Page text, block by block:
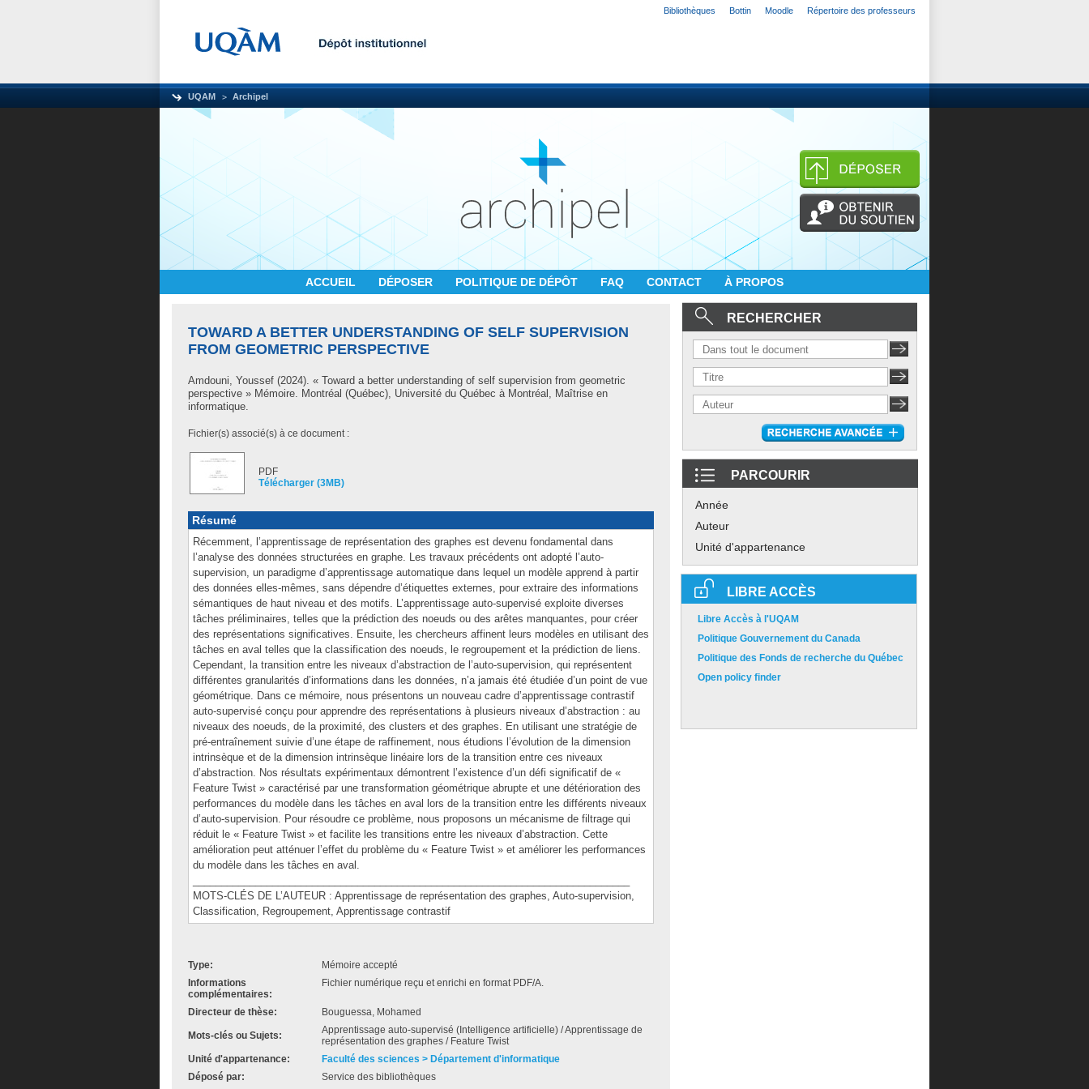
Bibliothèques Bottin Moodle Répertoire des professeurs
UQAM Archipel
ACCUEIL DÉPOSER POLITIQUE DE DÉPÔT FAQ CONTACT À PROPOS
TOWARD A BETTER UNDERSTANDING OF SELF SUPERVISION
FROM GEOMETRIC PERSPECTIVE
Amdouni, Youssef (2024). « Toward a better understanding of self supervision from geometric
perspective » Mémoire. Montréal (Québec), Université du Québec à Montréal, Maîtrise en
informatique.
Fichier(s) associé(s) à ce document :
PDF
Télécharger (3MB)
Résumé
Récemment, l’apprentissage de représentation des graphes est devenu fondamental dans
l’analyse des données structurées en graphe. Les travaux précédents ont adopté l’auto-
supervision, un paradigme d’apprentissage automatique dans lequel un modèle apprend à partir
des données elles-mêmes, sans dépendre d’étiquettes externes, pour extraire des informations
sémantiques de haut niveau et des motifs. L’apprentissage auto-supervisé exploite diverses
tâches préliminaires, telles que la prédiction des noeuds ou des arêtes manquantes, pour créer
des représentations significatives. Ensuite, les chercheurs affinent leurs modèles en utilisant des
tâches en aval telles que la classification des noeuds, le regroupement et la prédiction de liens.
Cependant, la transition entre les niveaux d’abstraction de l’auto-supervision, qui représentent
différentes granularités d’informations dans les données, n’a jamais été étudiée d’un point de vue
géométrique. Dans ce mémoire, nous présentons un nouveau cadre d’apprentissage contrastif
auto-supervisé conçu pour apprendre des représentations à plusieurs niveaux d’abstraction : au
niveaux des noeuds, de la proximité, des clusters et des graphes. En utilisant une stratégie de
pré-entraînement suivie d’une étape de raffinement, nous étudions l’évolution de la dimension
intrinsèque et de la dimension intrinsèque linéaire lors de la transition entre ces niveaux
d’abstraction. Nos résultats expérimentaux démontrent l’existence d’un défi significatif de «
Feature Twist » caractérisé par une transformation géométrique abrupte et une détérioration des
performances du modèle dans les tâches en aval lors de la transition entre les différents niveaux
d’auto-supervision. Pour résoudre ce problème, nous proposons un mécanisme de filtrage qui
réduit le « Feature Twist » et facilite les transitions entre les niveaux d’abstraction. Cette
amélioration peut atténuer l’effet du problème du « Feature Twist » et améliorer les performances
du modèle dans les tâches en aval.
MOTS-CLÉS DE L’AUTEUR : Apprentissage de représentation des graphes, Auto-supervision,
Classification, Regroupement, Apprentissage contrastif
Type:
Mémoire accepté
Informations
complémentaires:
Fichier numérique reçu et enrichi en format PDF/A.
Directeur de thèse: Bouguessa, Mohamed
Mots-clés ou Sujets:
Apprentissage auto-supervisé (Intelligence artificielle) / Apprentissage de
représentation des graphes / Feature Twist
Unité d'appartenance:
Faculté des sciences > Département d'informatique
Déposé par:
Service des bibliothèques
RECHERCHER
PARCOURIR
Année
Auteur
Unité d'appartenance
LIBRE ACCÈS
Libre Accès à l'UQAM
Politique Gouvernement du Canada
Politique des Fonds de recherche du Québec
Open policy finder